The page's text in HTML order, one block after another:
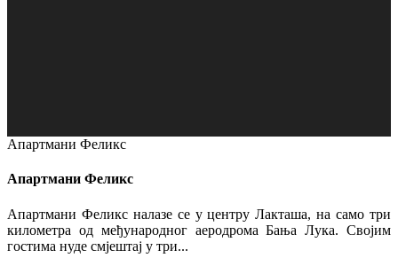
Апартмани Феликс
Апартмани Феликс
Апартмани Феликс налазе се у центру Лакташа, на само три
километра од међународног аеродрома Бања Лука. Својим
гостима нуде смјештај у три...